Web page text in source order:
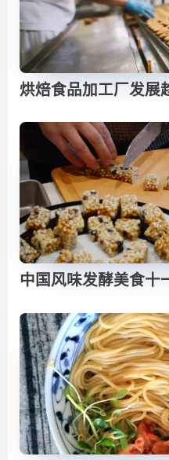
烘焙食品加工厂发展
中国风味发酵美食十